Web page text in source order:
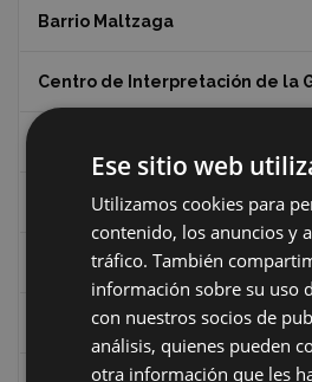
Barrio Maltzaga
Centro de Interpretación de la
Ciclismo "A rueda"
Dibujos de Julen Zabaleta
Eibar desde el aire
Ese sitio web
Utilizamos cookies para
contenido, los anuncios y
tráfico. También
información sobre su uso
con nuestros socios de
análisis, quienes pueden
otra información que les